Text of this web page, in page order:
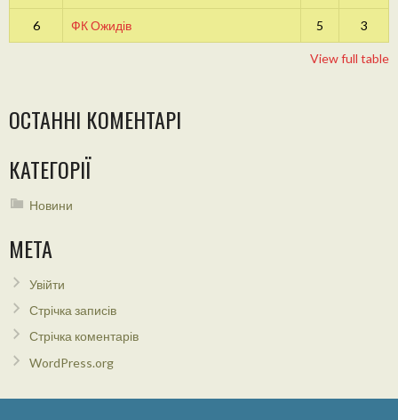
6 ФК Ожидів 5 3
View full table
ОСТАННІ КОМЕНТАРІ
КАТЕГОРІЇ
Новини
МЕТА
Увійти
Стрічка записів
Стрічка коментарів
WordPress.org